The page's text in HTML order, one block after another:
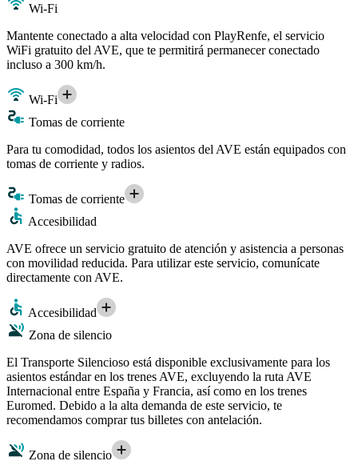
Wi-Fi
Mantente conectado a alta velocidad con PlayRenfe, el servicio
WiFi gratuito del AVE, que te permitirá permanecer conectado
incluso a 300 km/h.
Wi-Fi
Tomas de corriente
Para tu comodidad, todos los asientos del AVE están equipados con
tomas de corriente y radios.
Tomas de corriente
Accesibilidad
AVE ofrece un servicio gratuito de atención y asistencia a personas
con movilidad reducida. Para utilizar este servicio, comunícate
directamente con AVE.
Accesibilidad
Zona de silencio
El Transporte Silencioso está disponible exclusivamente para los
asientos estándar en los trenes AVE, excluyendo la ruta AVE
Internacional entre España y Francia, así como en los trenes
Euromed. Debido a la alta demanda de este servicio, te
recomendamos comprar tus billetes con antelación.
Zona de silencio